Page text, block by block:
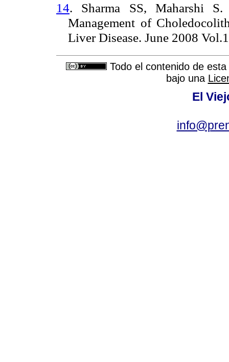
14. Sharma SS, Maharshi
Management of
Liver Disease. June 2008
Todo el contenido de
bajo una
El